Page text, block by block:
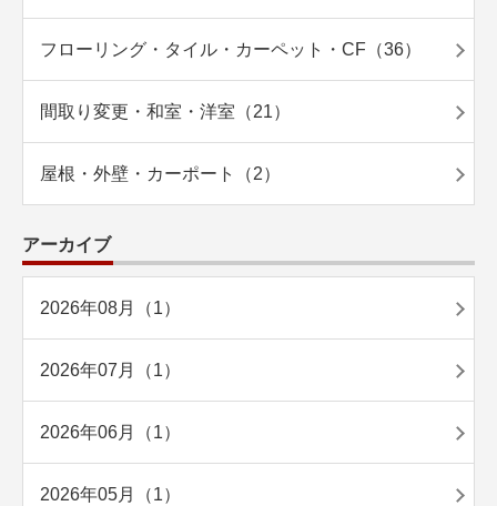
フローリング・タイル・カーペット・CF（36）
間取り変更・和室・洋室（21）
屋根・外壁・カーポート（2）
アーカイブ
2026年08月（1）
2026年07月（1）
2026年06月（1）
2026年05月（1）